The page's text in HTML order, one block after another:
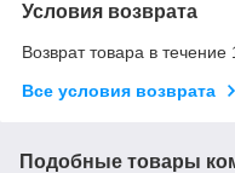
Условия возврата
Возврат товара в
Все условия возврата
Подобные товары